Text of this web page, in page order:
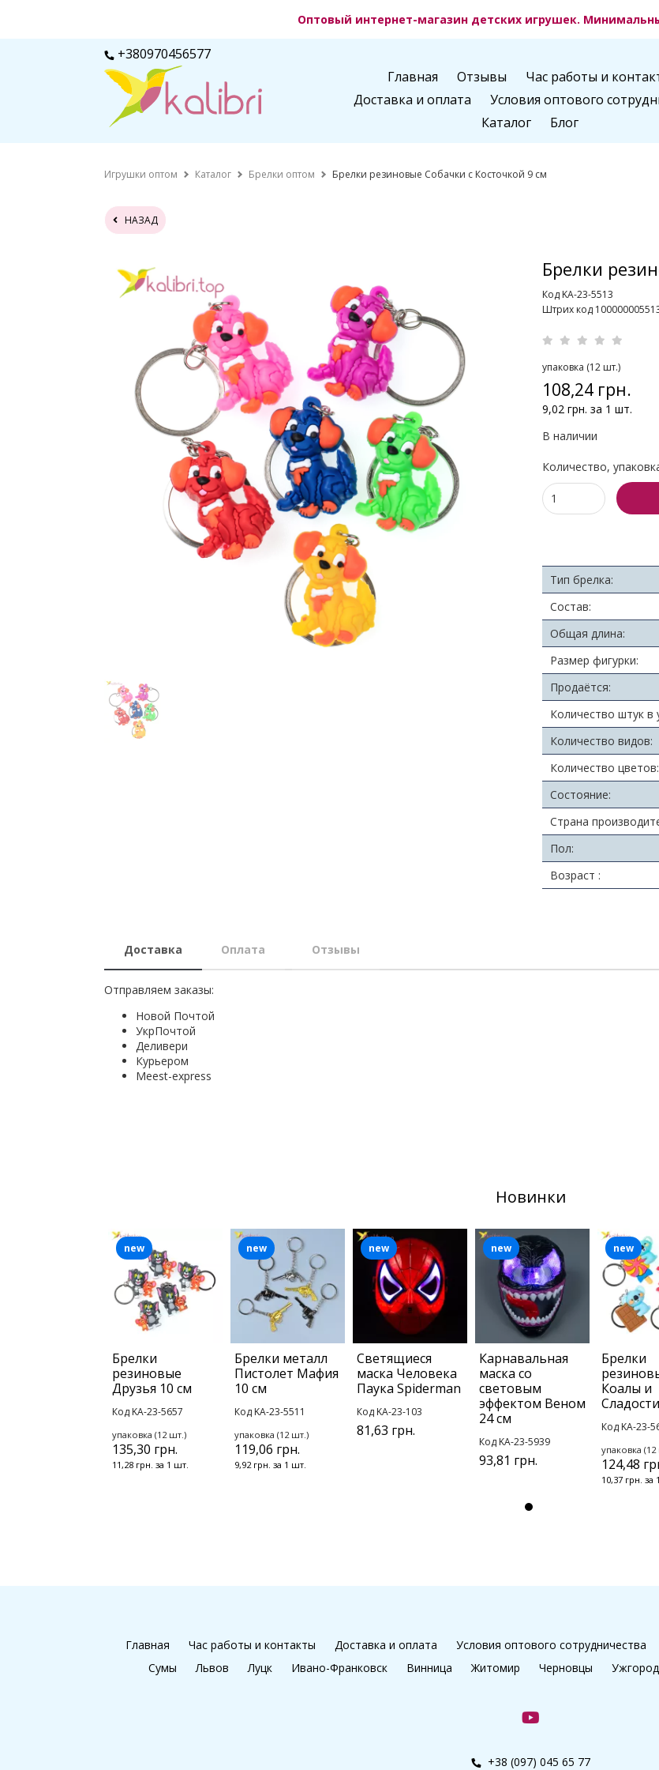
Оптовый интернет-магазин детских игрушек.
+380970456577
Главная
Отзывы
Час работы и
Доставка и оплата
Условия оптового
Каталог
Блог
Игрушки оптом Каталог Брелки оптом Брелки резиновые Собачки с Косточкой 9 см
НАЗАД
Брелки
Код KA-23-5513
Штрих код
упаковка (12 шт.)
108,24 грн.
9,02 грн. за 1 шт.
В наличии
Количество,
Тип брелка:
Состав:
Общая длина:
Размер фигурки:
Продаётся:
Количество штук в
Количество видов:
Количество цветов:
Состояние:
Страна
Пол:
Возраст :
Доставка Оплата Отзывы
Отправляем заказы:
Новой Почтой
УкрПочтой
Деливери
Курьером
Мeest-express
Новинки
Брелки
резиновые
Друзья 10 см
Код KA-23-5657
упаковка (12 шт.)
135,30 грн.
11,28 грн. за 1 шт.
new
Брелки металл
Пистолет Мафия
10 см
Код KA-23-5511
упаковка (12 шт.)
119,06 грн.
9,92 грн. за 1 шт.
new
Светящиеся
маска Человека
Паука Spiderman
Код KA-23-103
81,63 грн.
new
Карнавальная
маска со
световым
эффектом Веном
24 см
Код KA-23-5939
93,81 грн.
new
Брелки
Коалы и
Код KA-23-
упаковка
124,48
10,37 грн. за
new
Главная Час работы и контакты Доставка и оплата Условия оптового сотрудничества
Сумы
Львов Луцк Ивано-Франковск Винница Житомир Черновцы Ужгород
+38 (097) 045 65 77